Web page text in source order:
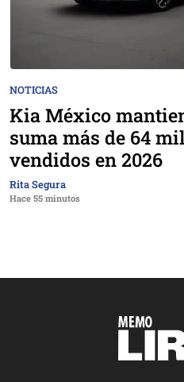
NOTICIAS
Kia México
suma más de 64
vendidos en 2026
Rita Segura
Hace 55 minutos